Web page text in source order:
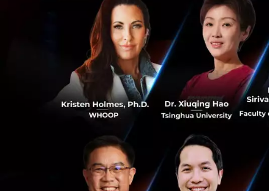
0
หลังจากก่อนหน้า
MasterCard
โดยทาง
เป็นไปได้ โดยสา
8222 ตลอด 24
นอกจากนี้
ขอแนะนำบริการ
ข้อมูลและภาพจาก